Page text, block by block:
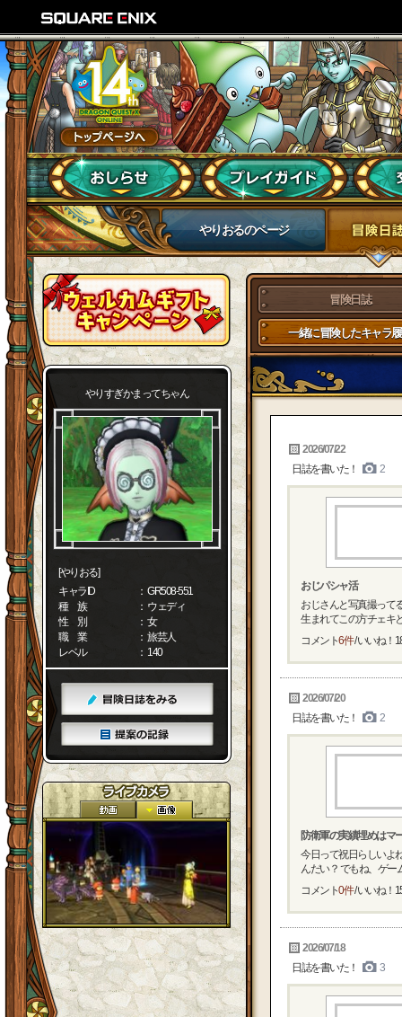
やりおるのページ
やりすぎかまってちゃん
[やりおる]
キャラID
： GR508-551
種 族
： ウェディ
性 別
： 女
職 業
： 旅芸人
レベル
： 140
冒険日誌
一緒に冒険したキャラ
2026/07/22
日誌を書いた！
2
おじパシャ活
おじさんと写真撮って
生まれてこの方チェキ
コメント6件/ いいね！
2026/07/20
日誌を書いた！
2
防衛軍の実績埋めはマ
今日って祝日らしいよ
んだい？ でもね、ゲー
コメント0件/ いいね！
2026/07/18
日誌を書いた！
3